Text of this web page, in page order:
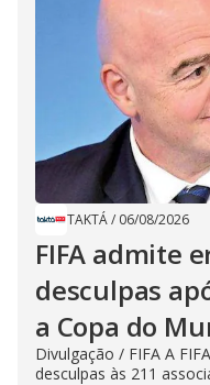
TAKTÁ/ 06/08/2026
FIFA admite
desculpas
a Copa do
Divulgação / FIFA A
desculpas às 211